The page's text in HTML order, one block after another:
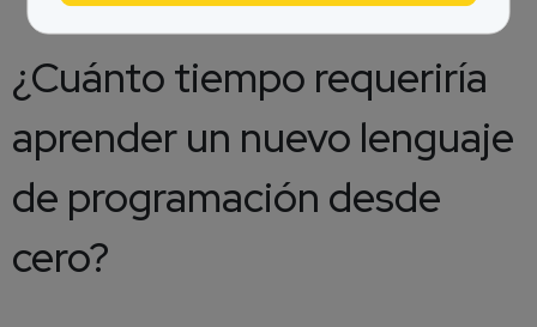
¿Cuánto tiempo requeriría
aprender un nuevo lenguaje
de programación desde
cero?